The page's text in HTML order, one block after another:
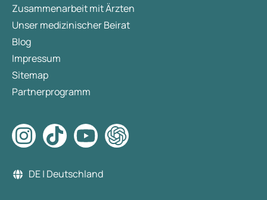
Zusammenarbeit mit Ärzten
Unser medizinischer Beirat
Blog
Impressum
Sitemap
Partnerprogramm
DE | Deutschland